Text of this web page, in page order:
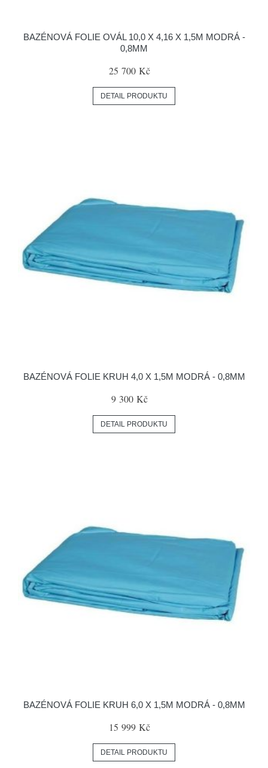
BAZÉNOVÁ FOLIE OVÁL 10,0 X 4,16 X 1,5M MODRÁ -
0,8MM
25 700 Kč
DETAIL PRODUKTU
BAZÉNOVÁ FOLIE KRUH 4,0 X 1,5M MODRÁ - 0,8MM
9 300 Kč
DETAIL PRODUKTU
BAZÉNOVÁ FOLIE KRUH 6,0 X 1,5M MODRÁ - 0,8MM
15 999 Kč
DETAIL PRODUKTU